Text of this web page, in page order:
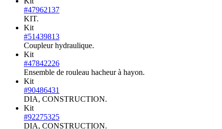
#47962137
KIT.
Kit
#51439813
Coupleur hydraulique.
Kit
#47842226
Ensemble de rouleau hacheur à hayon.
Kit
#90486431
DIA, CONSTRUCTION.
Kit
#92275325
DIA, CONSTRUCTION.